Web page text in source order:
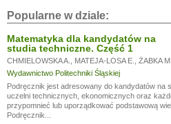
Popularne w dziale:
Matematyka dla kandydatów na
studia techniczne. Część 1
CHMIELOWSKA A. MATEJA-LOSA E.
ŻABKA M.
Wydawnictwo Politechniki Śląskiej
Podręcznik jest adresowany do kandydatów na
uczelni technicznych, ekonomicznych oraz
przypomnieć lub uporządkować podstawową
Podręcznik...